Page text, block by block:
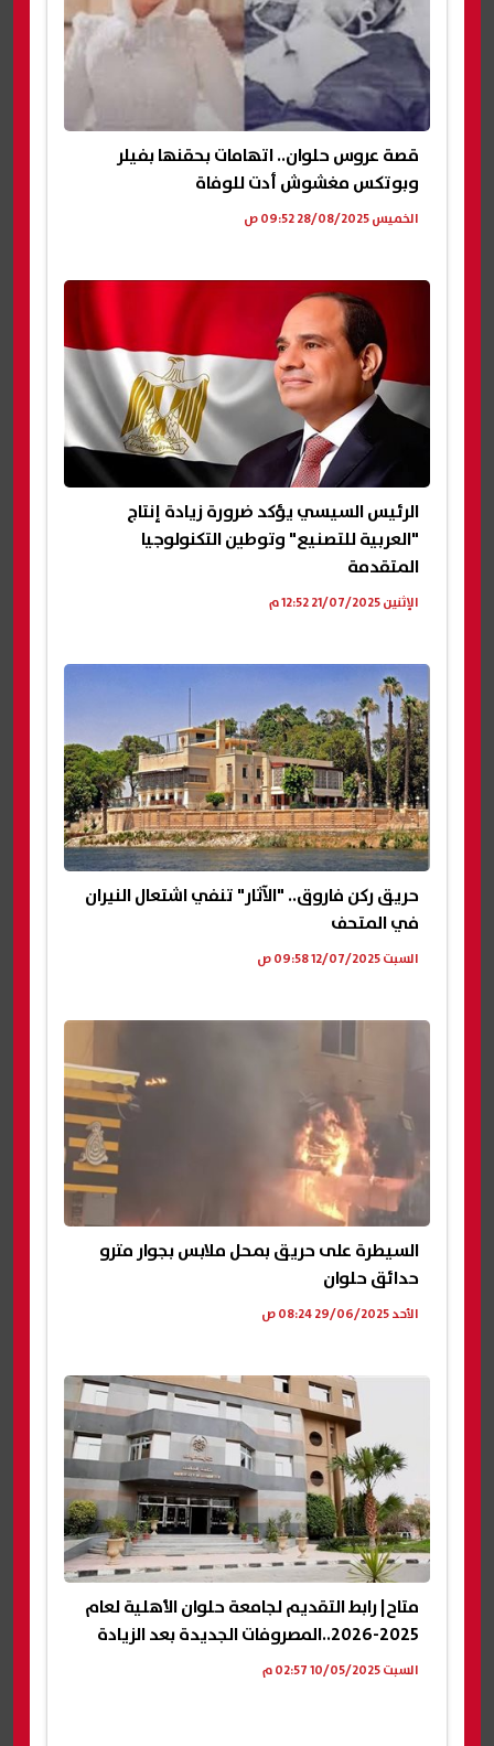
قصة عروس حلوان.. اتهامات بحقنها بفيلر
وبوتكس مغشوش أدت للوفاة
الخميس 28/08/2025 09:52 ص
الرئيس السيسي يؤكد ضرورة زيادة إنتاج
"العربية للتصنيع" وتوطين التكنولوجيا
المتقدمة
الإثنين 21/07/2025 12:52 م
حريق ركن فاروق.. "الآثار" تنفي اشتعال النيران
في المتحف
السبت 12/07/2025 09:58 ص
السيطرة على حريق بمحل ملابس بجوار مترو
حدائق حلوان
الأحد 29/06/2025 08:24 ص
متاح| رابط التقديم لجامعة حلوان الأهلية لعام
2025-2026..المصروفات الجديدة بعد الزيادة
السبت 10/05/2025 02:57 م